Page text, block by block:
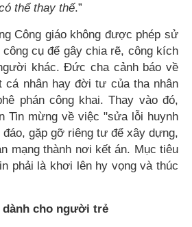
thể thay thế.”
Công giáo không được phép sử
cụ để gây chia rẽ, công kích
khác. Đức cha cảnh báo về
nhân hay đời tư của tha nhân
phán công khai. Thay vào đó,
Tin mừng về việc "sửa lỗi huynh
gặp gỡ riêng tư để xây dựng,
mạng thành nơi kết án. Mục tiêu
phải là khơi lên hy vọng và thúc
dành cho người trẻ